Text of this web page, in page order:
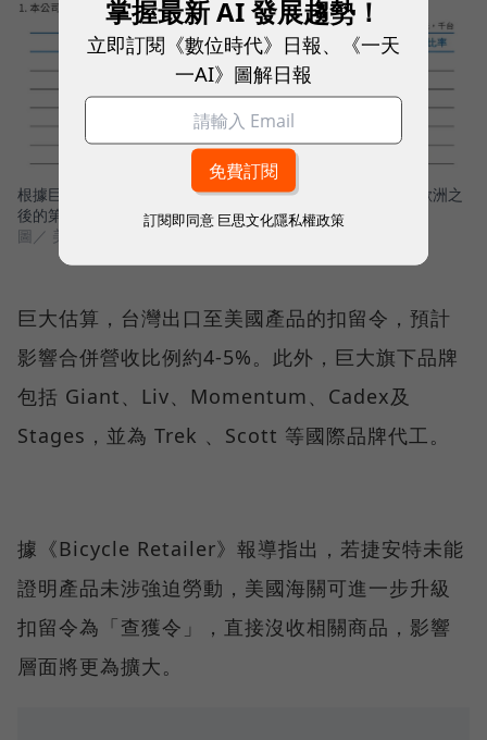
根據巨大公布2024年度營運報告，美洲市場是其次於亞洲、歐洲之
後的第三大市場。
圖／ 美國海關
巨大估算，台灣出口至美國產品的扣留令，預計
影響合併營收比例約4-5%。此外，巨大旗下品牌
包括 Giant、Liv、Momentum、Cadex及
Stages，並為 Trek 、Scott 等國際品牌代工。
據《Bicycle Retailer》報導指出，若捷安特未能
證明產品未涉強迫勞動，美國海關可進一步升級
扣留令為「查獲令」，直接沒收相關商品，影響
層面將更為擴大。
掌握最新 AI 發展趨勢！
立即訂閱《數位時代》日報、《一天
一AI》圖解日報
訂閱即同意 巨思文化隱私權政策